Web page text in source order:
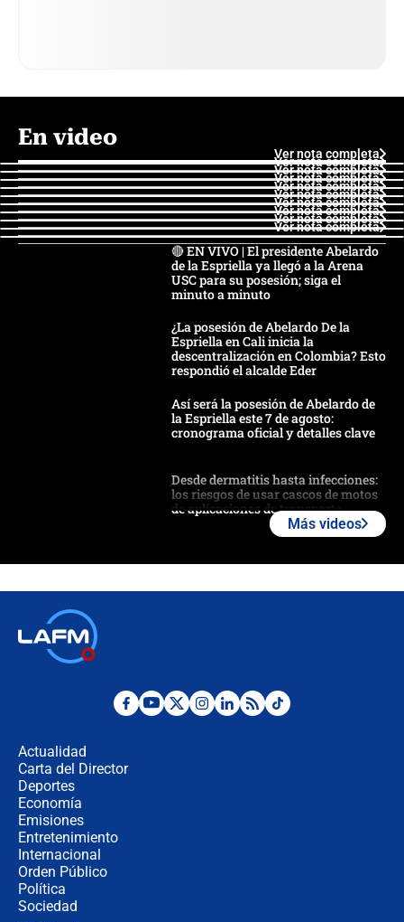
En video
Ver nota completa
Ver nota completa
Ver nota completa
Ver nota completa
Ver nota completa
Ver nota completa
Ver nota completa
Ver nota completa
Ver nota completa
Ver nota completa
🔴 EN VIVO | El presidente Abelardo
de la Espriella ya llegó a la Arena
USC para su posesión; siga el
minuto a minuto
¿La posesión de Abelardo De la
Espriella en Cali inicia la
descentralización en Colombia? Esto
respondió el alcalde Eder
Así será la posesión de Abelardo de
la Espriella este 7 de agosto:
cronograma oficial y detalles clave
Desde dermatitis hasta infecciones:
los riesgos de usar cascos de motos
de aplicaciones de transporte
Posesión de Abelardo De La Espriella
Más videos
Actualidad
Carta del Director
Deportes
Economía
Emisiones
Entretenimiento
Internacional
Orden Público
Política
Sociedad